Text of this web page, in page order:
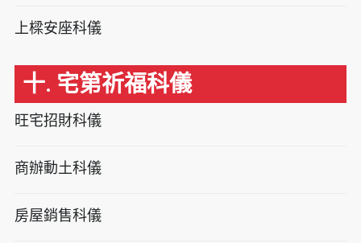
上樑安座科儀
十. 宅第祈福科儀
旺宅招財科儀
商辦動土科儀
房屋銷售科儀